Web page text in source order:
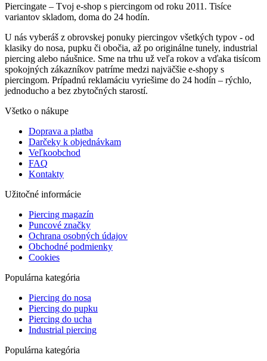
Piercingate – Tvoj e-shop s piercingom od roku 2011. Tisíce
variantov skladom, doma do 24 hodín.
U nás vyberáš z obrovskej ponuky piercingov všetkých typov - od
klasiky do nosa, pupku či obočia, až po originálne tunely, industrial
piercing alebo náušnice. Sme na trhu už veľa rokov a vďaka tisícom
spokojných zákazníkov patríme medzi najväčšie e-shopy s
piercingom. Prípadnú reklamáciu vyriešime do 24 hodín – rýchlo,
jednoducho a bez zbytočných starostí.
Všetko o nákupe
Doprava a platba
Darčeky k objednávkam
Veľkoobchod
FAQ
Kontakty
Užitočné informácie
Piercing magazín
Puncové značky
Ochrana osobných údajov
Obchodné podmienky
Cookies
Populárna kategória
Piercing do nosa
Piercing do pupku
Piercing do ucha
Industrial piercing
Populárna kategória